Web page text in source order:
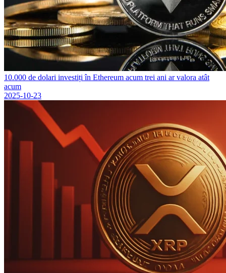
10.000 de dolari investiți în Ethereum acum trei ani ar valora atât
acum
2025-10-23